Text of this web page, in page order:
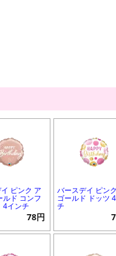
ピンク ア
ルド コンフ
4インチ
78円
バースデイ ピン
ゴールド ドッツ
チ